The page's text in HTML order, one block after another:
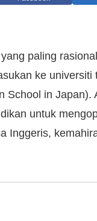
paling
ke
School in
untuk
Inggeris,